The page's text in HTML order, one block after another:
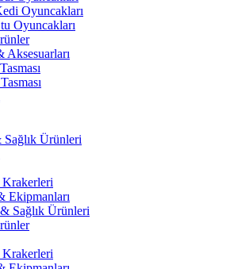
Oyuncakları
Oyuncakları
Aksesuarları
Ürünleri
Ekipmanları
Sağlık Ürünleri